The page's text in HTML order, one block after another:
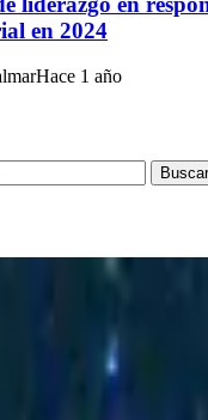
en 2024
Hace 1 año